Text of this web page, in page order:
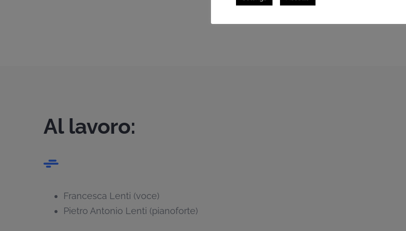
Al lavoro:
Francesca Lenti (voce)
Pietro Antonio Lenti (pianoforte)